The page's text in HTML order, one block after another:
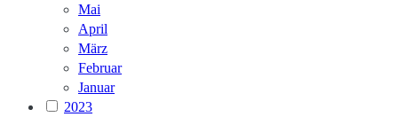
Mai
April
März
Februar
Januar
2023